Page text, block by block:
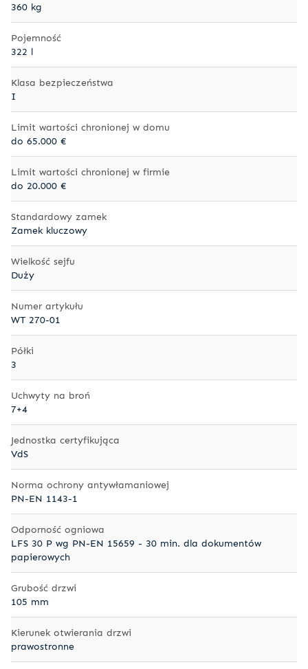
360 kg
Pojemność
322 l
Klasa bezpieczeństwa
I
Limit wartości chronionej w domu
do 65.000 €
Limit wartości chronionej w firmie
do 20.000 €
Standardowy zamek
Zamek kluczowy
Wielkość sejfu
Duży
Numer artykułu
WT 270-01
Półki
3
Uchwyty na broń
7+4
Jednostka certyfikująca
VdS
Norma ochrony antywłamaniowej
PN-EN 1143-1
Odporność ogniowa
LFS 30 P wg PN-EN 15659 - 30 min. dla dokumentów
papierowych
Grubość drzwi
105 mm
Kierunek otwierania drzwi
prawostronne